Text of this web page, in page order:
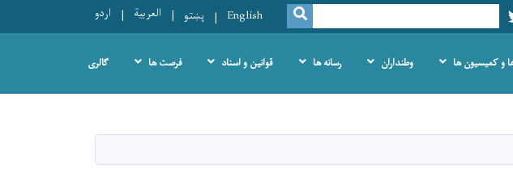
Twitter
SEARCH
English پښتو العربية اردو
و کمیسیون ها وطنداران رسانه ها قوانین و اسناد فرصت ها گالری